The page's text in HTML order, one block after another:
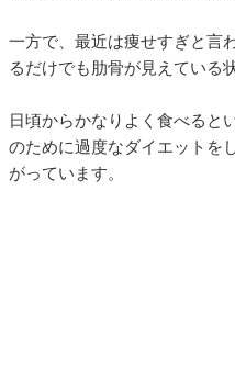
一方で、最近は痩せすぎと言
るだけでも肋骨が見えている状
日頃からかなりよく食べると
のために過度なダイエットを
がっています。